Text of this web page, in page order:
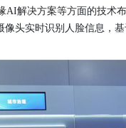
AI解决方案等方面的技术
像头实时识别人脸信息，